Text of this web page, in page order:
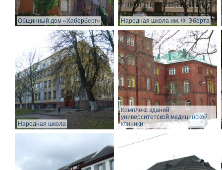
Общинный дом «Хаберберг» Народная школа им. Ф. Эберта
Народная школа
Комплекс зданий
университетской медицинской
клиники